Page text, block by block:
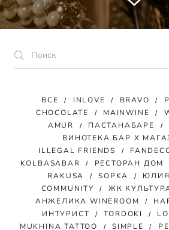
ВСЕ INLOVE BRAVO
CHOCOLATE
MAINWINE
AMUR
ПАСТАНАБАРЕ
ВИНОТЕКА БАР Х
ILLEGAL FRIENDS
KOLBASABAR
РЕСТОРАН ДОМ
RAKUSA
SOPKA
COMMUNITY
ЖК
АНЖЕЛИКА WINEROOM
ИНТУРИСТ
TORDOKI
MUKHINA TATTOO
SIMPLE